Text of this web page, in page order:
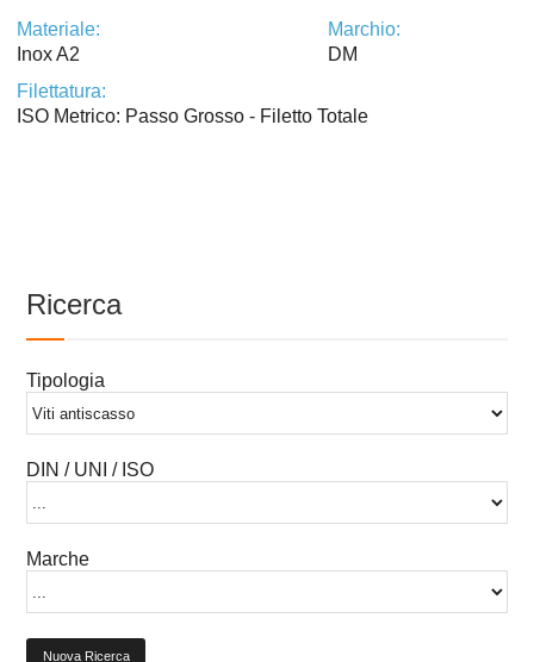
Materiale:
Inox A2
Marchio:
DM
Filettatura:
ISO Metrico: Passo Grosso - Filetto Totale
Ricerca
Tipologia
DIN / UNI / ISO
Marche
Nuova Ricerca